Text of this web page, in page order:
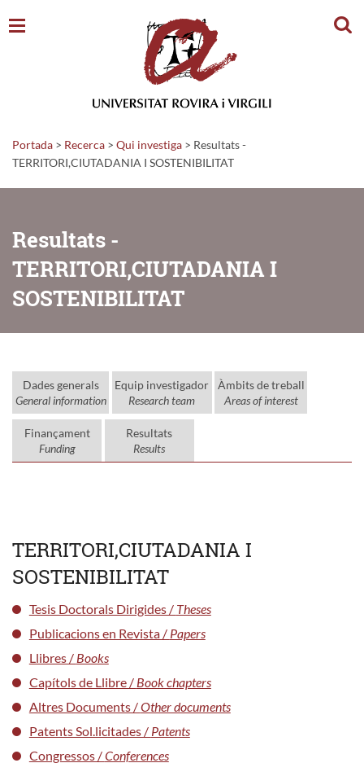
Portada > Recerca > Qui investiga > Resultats -
TERRITORI,CIUTADANIA I SOSTENIBILITAT
Resultats -
TERRITORI,CIUTADANIA I
SOSTENIBILITAT
Dades generals
General information
Equip investigador
Research team
Àmbits de treball
Areas of interest
Finançament
Funding
Resultats
Results
TERRITORI,CIUTADANIA I
SOSTENIBILITAT
Tesis Doctorals Dirigides / Theses
Publicacions en Revista / Papers
Llibres / Books
Capítols de Llibre / Book chapters
Altres Documents /Other documents
Patents Sol.licitades / Patents
Congressos /Conferences